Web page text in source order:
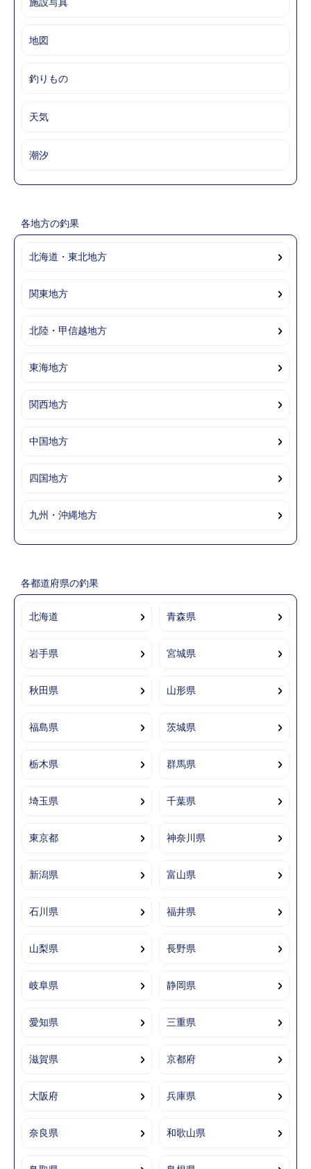
地図
釣りもの
天気
潮汐
各地方の釣果
北海道・東北地方
関東地方
北陸・甲信越地方
東海地方
関西地方
中国地方
四国地方
九州・沖縄地方
各都道府県の釣果
北海道 青森県
岩手県 宮城県
秋田県 山形県
福島県 茨城県
栃木県 群馬県
埼玉県 千葉県
東京都 神奈川県
新潟県 富山県
石川県 福井県
山梨県 長野県
岐阜県 静岡県
愛知県 三重県
滋賀県 京都府
大阪府 兵庫県
奈良県 和歌山県